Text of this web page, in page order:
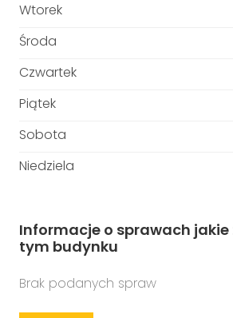
Wtorek
Środa
Czwartek
Piątek
Sobota
Niedziela
Informacje o sprawach jakie
tym budynku
Brak podanych spraw